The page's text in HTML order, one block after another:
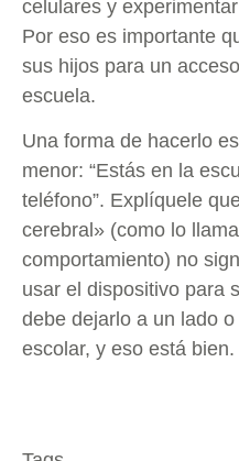
celulares y
Por eso es importante
sus hijos para un
escuela.
Una forma de hacerlo
menor: “Estás en la
teléfono”. Explíquele
cerebral» (como lo
comportamiento) no
usar el dispositivo para
debe dejarlo a un lado
escolar, y eso está bien.